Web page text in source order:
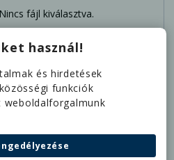
használ!
és hirdetések
funkciók
Nincs fájl kiválasztva.
tagozatos hallgatói
a Trenkwalder
a személyi
különleges személyes
összhangban.